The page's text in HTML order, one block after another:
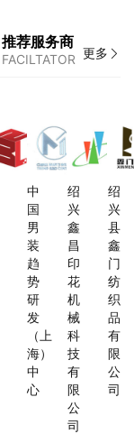
推荐服务商
FACILTATOR 更多
中
国
男
装
趋
势
研
发
（上
海）
中
心
绍
兴
鑫
昌
印
花
机
械
科
技
有
限
公
司
绍
兴
县
鑫
门
纺
织
品
有
限
公
司